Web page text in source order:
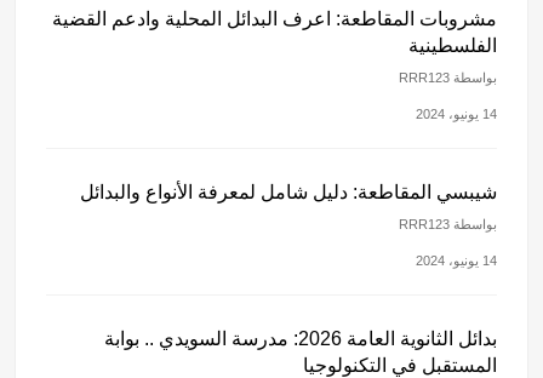
مشروبات المقاطعة: اعرف البدائل المحلية وادعم القضية
الفلسطينية
بواسطة RRR123
14 يونيو، 2024
شيبسي المقاطعة: دليل شامل لمعرفة الأنواع والبدائل
بواسطة RRR123
14 يونيو، 2024
بدائل الثانوية العامة 2026: مدرسة السويدي .. بوابة
المستقبل في التكنولوجيا